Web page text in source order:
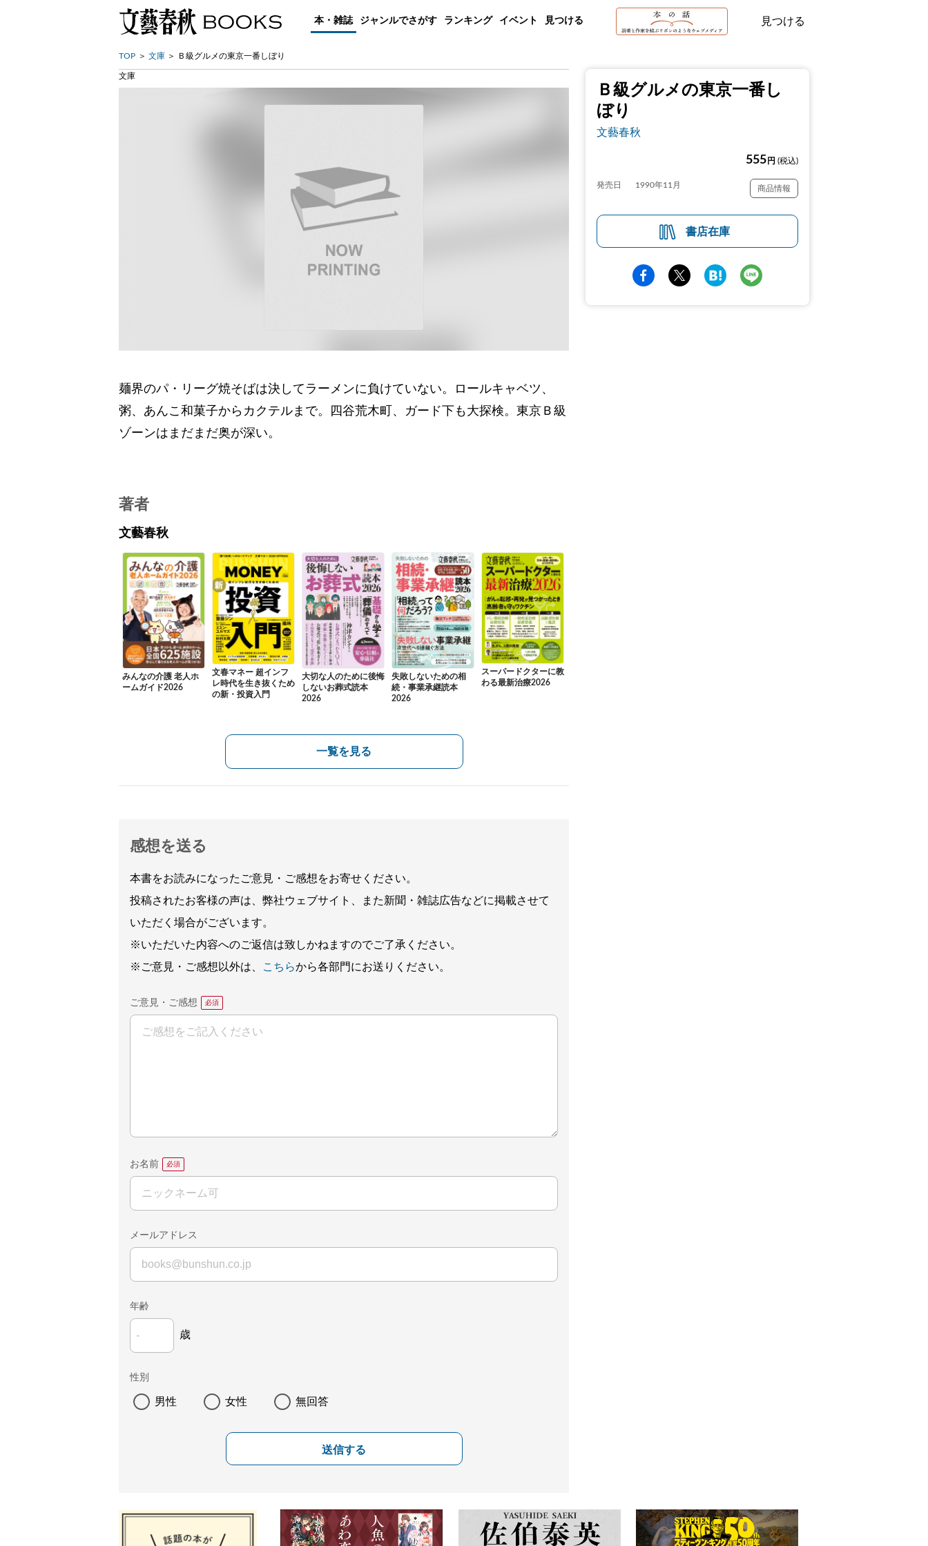
本・雑誌 ジャンルでさがす ランキング イベント 見つける 見つける
TOP 文庫 Ｂ級グルメの東京一番しぼり
Ｂ級グルメの東京一番し
ぼり
文藝春秋
555 円 (税込)
発売日 1990年11月 商品情報
書店在庫
文庫
麺界のパ・リーグ焼そばは決してラーメンに負けていない。ロールキャベツ、
粥、あんこ和菓子からカクテルまで。四谷荒木町、ガード下も大探検。東京Ｂ級
ゾーンはまだまだ奥が深い。
著者
文藝春秋
みんなの介護 老人ホ
ームガイド2026
文春マネー 超インフ
レ時代を生き抜くため
の新・投資入門
大切な人のために後悔
しないお葬式読本
2026
失敗しないための相
続・事業承継読本
2026
スーパードクターに教
わる最新治療2026
一覧を見る
感想を送る
本書をお読みになったご意見・ご感想をお寄せください。
投稿されたお客様の声は、弊社ウェブサイト、また新聞・雑誌広告などに掲載させて
いただく場合がございます。
※いただいた内容へのご返信は致しかねますのでご了承ください。
※ご意見・ご感想以外は、
こちらから各部門にお送りください。
ご意見・ご感想
お名前
メールアドレス
年齢
歳
性別
男性 女性 無回答
送信する